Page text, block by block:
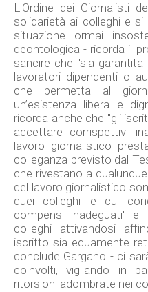
L'Ordine dei Giornalisti
solidarietà ai colleghi e
situazione ormai
deontologica - ricorda il
sancire che "sia
lavoratori dipendenti o
che permetta al
un’esistenza libera e
ricorda anche che "gli
accettare corrispettivi
lavoro giornalistico
colleganza previsto dal
che rivestano a
del lavoro giornalistico
quei colleghi le cui
compensi inadeguati" e
colleghi attivandosi
iscritto sia equamente
conclude Gargano - ci
coinvolti, vigilando in
ritorsioni adombrate nei